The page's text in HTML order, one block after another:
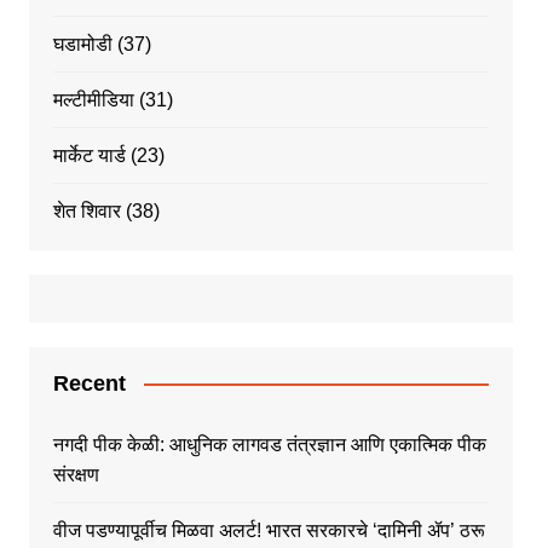
घडामोडी(37)
मल्टीमीडिया(31)
मार्केट यार्ड(23)
शेत शिवार(38)
Recent
नगदी पीक केळी: आधुनिक लागवड तंत्रज्ञान आणि एकात्मिक पीक
संरक्षण
वीज पडण्यापूर्वीच मिळवा अलर्ट! भारत सरकारचे ‘दामिनी ॲप’ ठरू